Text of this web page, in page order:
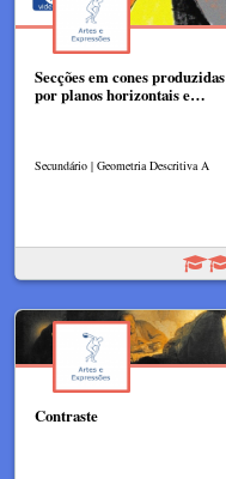
Secções em cones produzidas
por planos horizontais e…
Secundário | Geometria Descritiva A
Contraste